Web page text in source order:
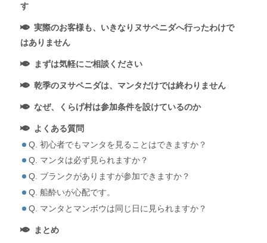
す
実際のお客様も、いきなりヌサペニダへ行ったわけで
はありません
まずは気軽にご相談ください
乾季のヌサペニダは、マンタだけでは終わりません
なぜ、くらげ村は参加条件を設けているのか
よくある質問
Q. 初心者でもマンタを見ることはできますか？
Q. マンタは必ず見られますか？
Q. ブランクがありますが参加できますか？
Q. 船酔いが心配です。
Q. マンタとマンボウは同じ日に見られますか？
まとめ